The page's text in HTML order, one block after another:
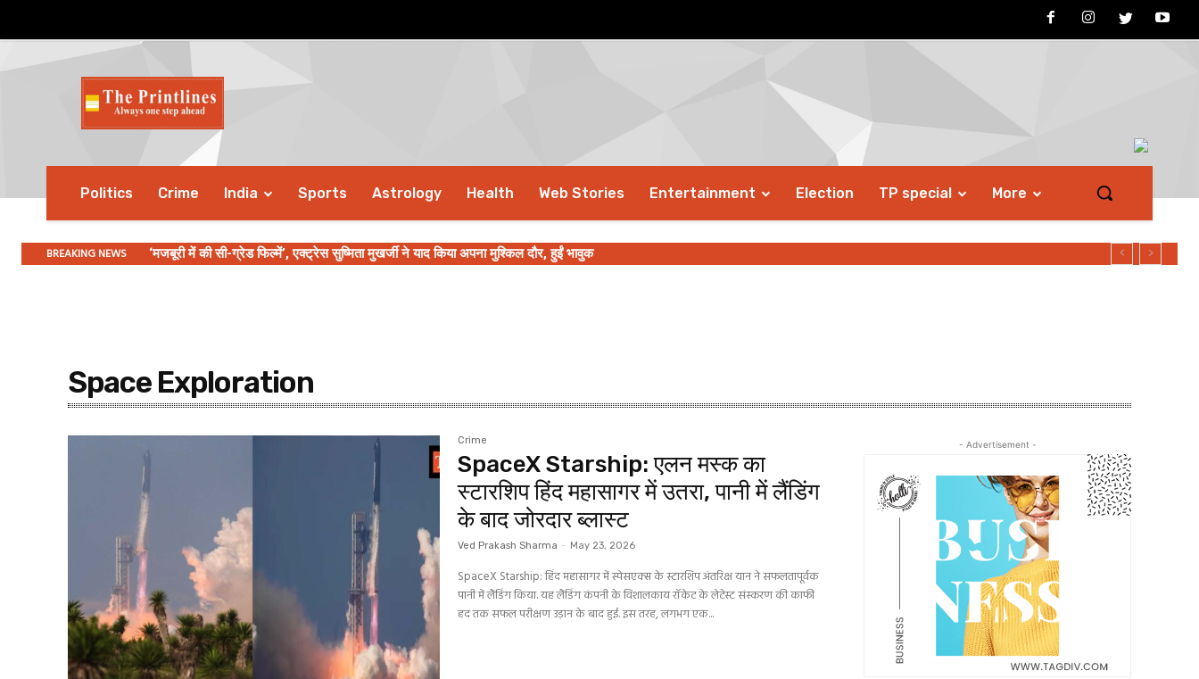
Politics Crime India Sports Astrology Health Web Stories Entertainment Election TP special More
BREAKING NEWS ‘मजबूरी में की सी-ग्रेड फिल्में’, एक्ट्रेस सुष्मिता मुखर्जी ने याद किया अपना मुश्किल दौर, हुईं भावुक
Space Exploration
Crime
SpaceX Starship: एलन मस्क का
स्टारशिप हिंद महासागर में उतरा, पानी में लैंडिंग
के बाद जोरदार ब्लास्ट
Ved Prakash Sharma - May 23, 2026
SpaceX Starship: हिंद महासागर में स्पेसएक्स के स्टारशिप अंतरिक्ष यान ने सफलतापूर्वक
पानी में लैंडिंग किया. यह लैंडिंग कंपनी के विशालकाय रॉकेट के लेटेस्ट संस्करण की काफी
हद तक सफल परीक्षण उड़ान के बाद हुई. इस तरह, लगभग एक...
- Advertisement -